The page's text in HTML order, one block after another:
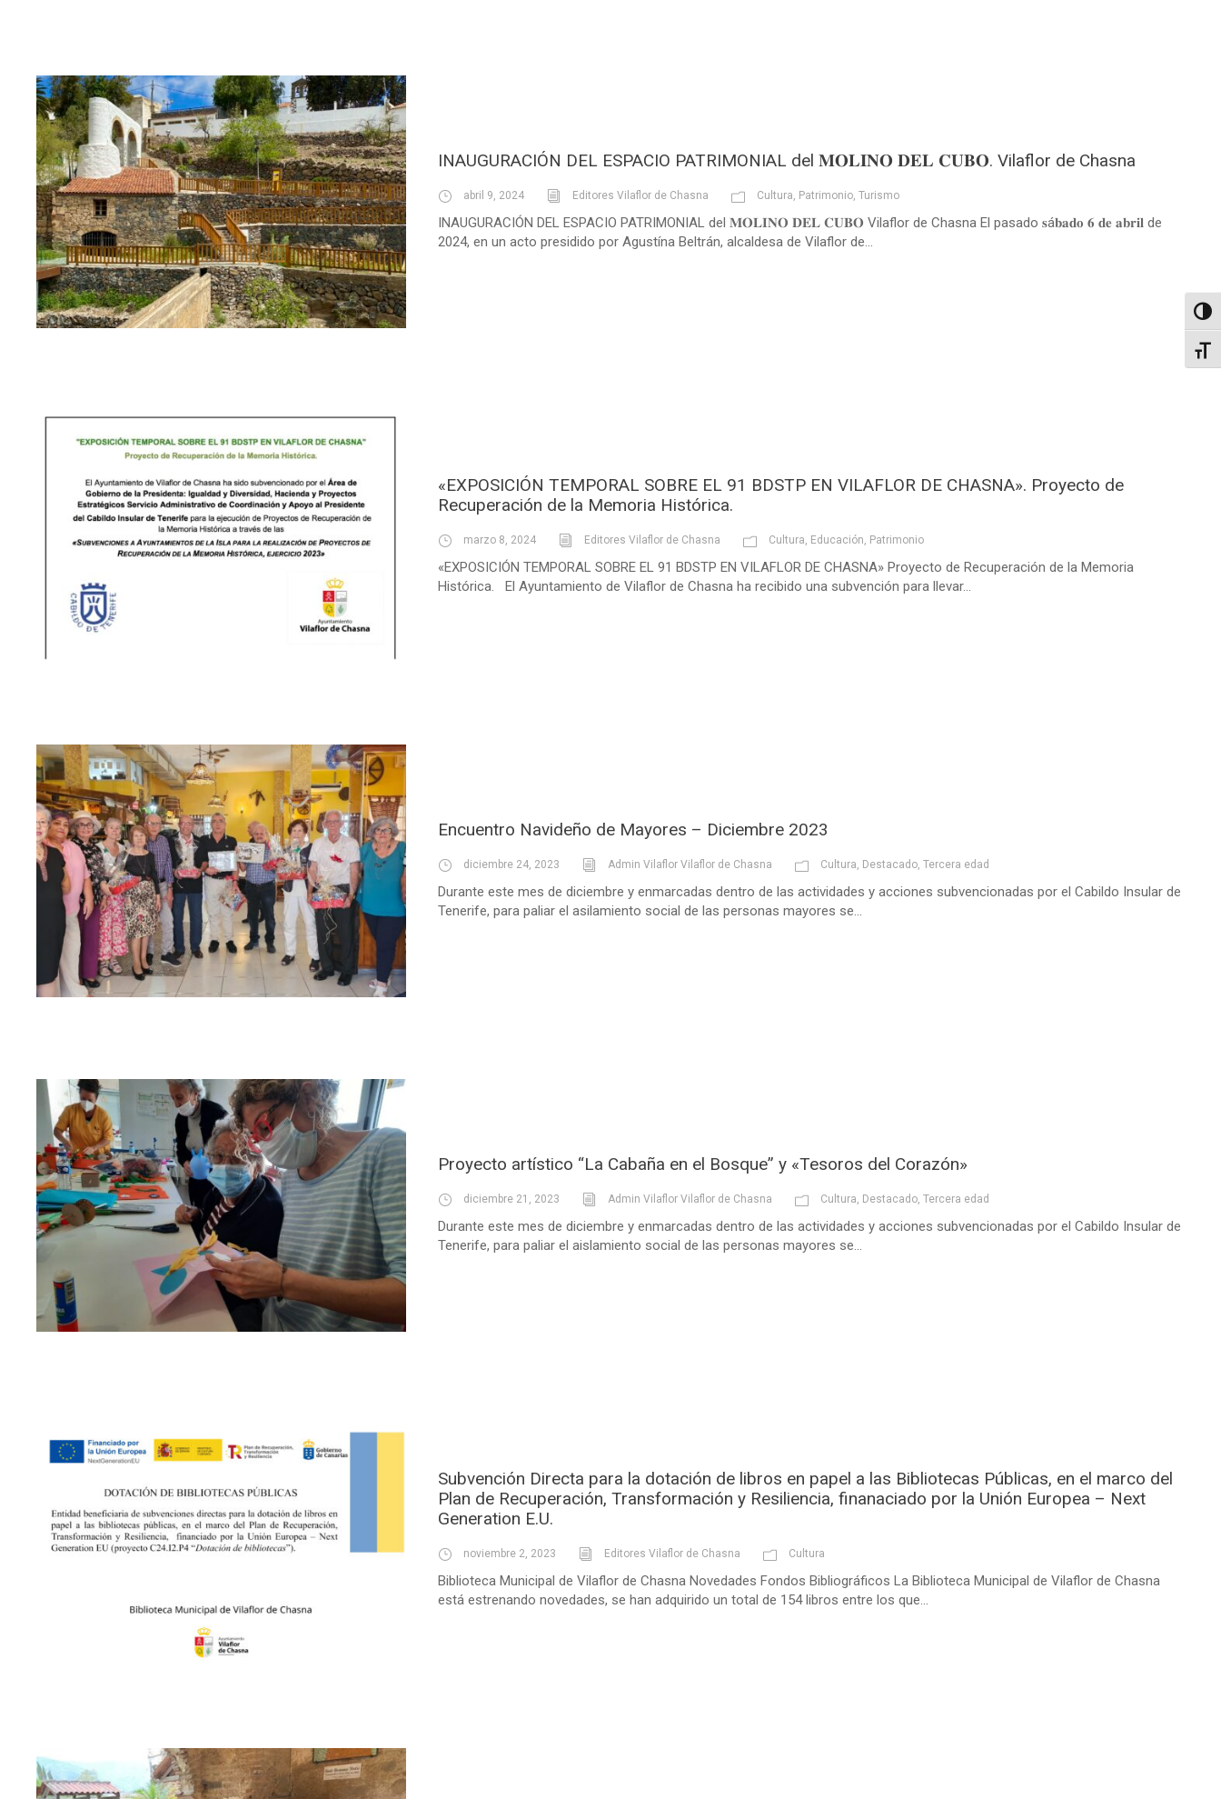
INAUGURACIÓN DEL ESPACIO PATRIMONIAL del 𝐌𝐎𝐋𝐈𝐍𝐎 𝐃𝐄𝐋 𝐂𝐔𝐁𝐎. Vilaflor de Chasna
abril 9, 2024 Editores Vilaflor de Chasna Cultura, Patrimonio, Turismo
INAUGURACIÓN DEL ESPACIO PATRIMONIAL del 𝐌𝐎𝐋𝐈𝐍𝐎 𝐃𝐄𝐋 𝐂𝐔𝐁𝐎 Vilaflor de Chasna El pasado 𝐬á𝐛𝐚𝐝𝐨 𝟔 𝐝𝐞 𝐚𝐛𝐫𝐢𝐥 de
2024, en un acto presidido por Agustína Beltrán, alcaldesa de Vilaflor de...
«EXPOSICIÓN TEMPORAL SOBRE EL 91 BDSTP EN VILAFLOR DE CHASNA». Proyecto de
Recuperación de la Memoria Histórica.
marzo 8, 2024 Editores Vilaflor de Chasna Cultura, Educación, Patrimonio
«EXPOSICIÓN TEMPORAL SOBRE EL 91 BDSTP EN VILAFLOR DE CHASNA» Proyecto de Recuperación de la Memoria
Histórica. El Ayuntamiento de Vilaflor de Chasna ha recibido una subvención para llevar...
Encuentro Navideño de Mayores – Diciembre 2023
diciembre 24, 2023 Admin Vilaflor Vilaflor de Chasna Cultura, Destacado, Tercera edad
Durante este mes de diciembre y enmarcadas dentro de las actividades y acciones subvencionadas por el Cabildo Insular de
Tenerife, para paliar el asilamiento social de las personas mayores se...
Proyecto artístico “La Cabaña en el Bosque” y «Tesoros del Corazón»
diciembre 21, 2023 Admin Vilaflor Vilaflor de Chasna Cultura, Destacado, Tercera edad
Durante este mes de diciembre y enmarcadas dentro de las actividades y acciones subvencionadas por el Cabildo Insular de
Tenerife, para paliar el aislamiento social de las personas mayores se...
Subvención Directa para la dotación de libros en papel a las Bibliotecas Públicas, en el marco del
Plan de Recuperación, Transformación y Resiliencia, finanaciado por la Unión Europea – Next
Generation E.U.
noviembre 2, 2023 Editores Vilaflor de Chasna Cultura
Biblioteca Municipal de Vilaflor de Chasna Novedades Fondos Bibliográficos La Biblioteca Municipal de Vilaflor de Chasna
está estrenando novedades, se han adquirido un total de 154 libros entre los que...